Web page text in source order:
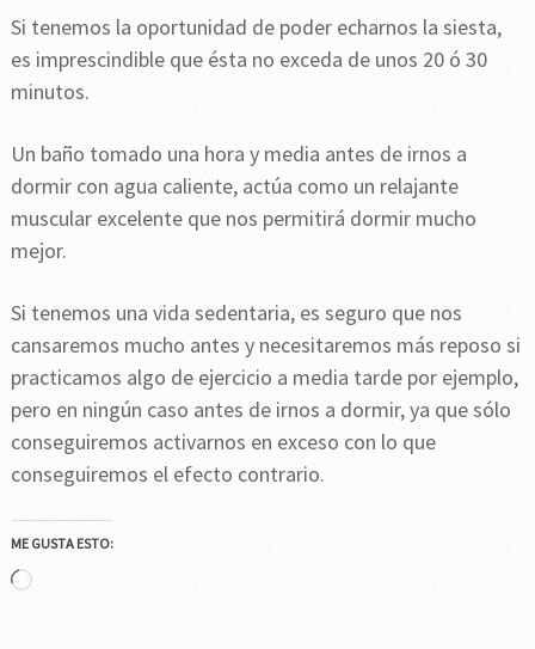
Si tenemos la oportunidad de poder echarnos la siesta,
es imprescindible que ésta no exceda de unos 20 ó 30
minutos.
Un baño tomado una hora y media antes de irnos a
dormir con agua caliente, actúa como un relajante
muscular excelente que nos permitirá dormir mucho
mejor.
Si tenemos una vida sedentaria, es seguro que nos
cansaremos mucho antes y necesitaremos más reposo si
practicamos algo de ejercicio a media tarde por ejemplo,
pero en ningún caso antes de irnos a dormir, ya que sólo
conseguiremos activarnos en exceso con lo que
conseguiremos el efecto contrario.
ME GUSTA ESTO:
Cargando...